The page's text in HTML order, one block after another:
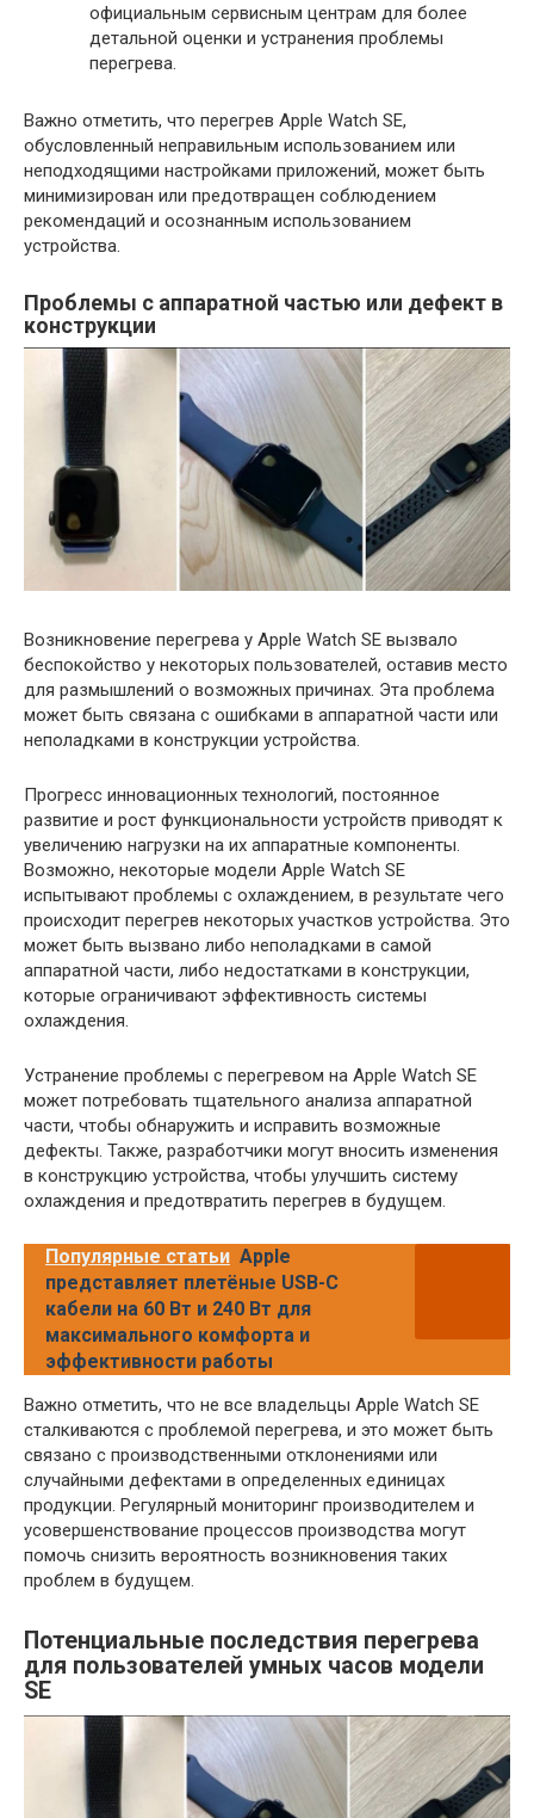
официальным сервисным центрам для более
детальной оценки и устранения проблемы
перегрева.
Важно отметить, что перегрев Apple Watch SE,
обусловленный неправильным использованием или
неподходящими настройками приложений, может быть
минимизирован или предотвращен соблюдением
рекомендаций и осознанным использованием
устройства.
Проблемы с аппаратной частью или дефект в
конструкции
Возникновение перегрева у Apple Watch SE вызвало
беспокойство у некоторых пользователей, оставив место
для размышлений о возможных причинах. Эта проблема
может быть связана с ошибками в аппаратной части или
неполадками в конструкции устройства.
Прогресс инновационных технологий, постоянное
развитие и рост функциональности устройств приводят к
увеличению нагрузки на их аппаратные компоненты.
Возможно, некоторые модели Apple Watch SE
испытывают проблемы с охлаждением, в результате чего
происходит перегрев некоторых участков устройства. Это
может быть вызвано либо неполадками в самой
аппаратной части, либо недостатками в конструкции,
которые ограничивают эффективность системы
охлаждения.
Устранение проблемы с перегревом на Apple Watch SE
может потребовать тщательного анализа аппаратной
части, чтобы обнаружить и исправить возможные
дефекты. Также, разработчики могут вносить изменения
в конструкцию устройства, чтобы улучшить систему
охлаждения и предотвратить перегрев в будущем.
Популярные статьи Apple
представляет плетёные USB-C
кабели на 60 Вт и 240 Вт для
максимального комфорта и
эффективности работы
Важно отметить, что не все владельцы Apple Watch SE
сталкиваются с проблемой перегрева, и это может быть
связано с производственными отклонениями или
случайными дефектами в определенных единицах
продукции. Регулярный мониторинг производителем и
усовершенствование процессов производства могут
помочь снизить вероятность возникновения таких
проблем в будущем.
Потенциальные последствия перегрева
для пользователей умных часов модели
SE